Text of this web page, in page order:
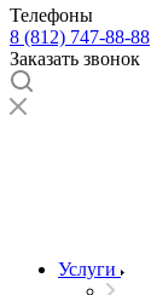
Телефоны
8 (812) 747-88-88
Заказать звонок
Услуги